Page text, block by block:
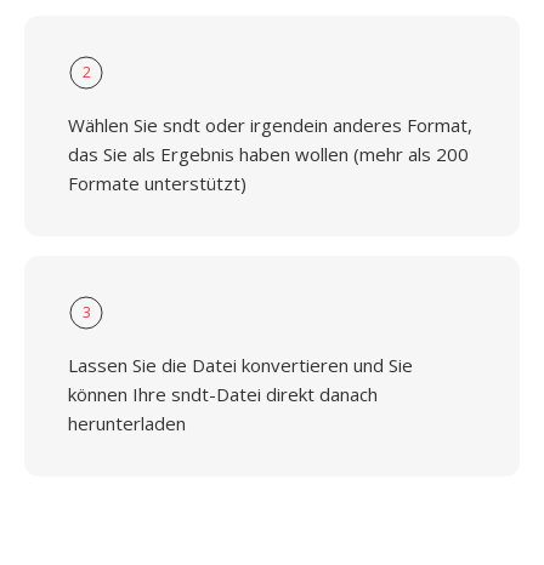
2
Wählen Sie sndt oder irgendein anderes Format,
das Sie als Ergebnis haben wollen (mehr als 200
Formate unterstützt)
3
Lassen Sie die Datei konvertieren und Sie
können Ihre sndt-Datei direkt danach
herunterladen